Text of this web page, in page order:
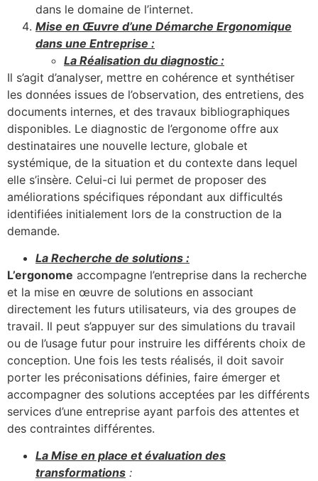
dans le domaine de l’internet.
Mise en Œuvre d’une Démarche Ergonomique
dans une Entreprise :
La Réalisation du diagnostic :
Il s’agit d’analyser, mettre en cohérence et synthétiser
les données issues de l’observation, des entretiens, des
documents internes, et des travaux bibliographiques
disponibles. Le diagnostic de l’ergonome offre aux
destinataires une nouvelle lecture, globale et
systémique, de la situation et du contexte dans lequel
elle s’insère. Celui-ci lui permet de proposer des
améliorations spécifiques répondant aux difficultés
identifiées initialement lors de la construction de la
demande.
La Recherche de solutions :
L’ergonome accompagne l’entreprise dans la recherche
et la mise en œuvre de solutions en associant
directement les futurs utilisateurs, via des groupes de
travail. Il peut s’appuyer sur des simulations du travail
ou de l’usage futur pour instruire les différents choix de
conception. Une fois les tests réalisés, il doit savoir
porter les préconisations définies, faire émerger et
accompagner des solutions acceptées par les différents
services d’une entreprise ayant parfois des attentes et
des contraintes différentes.
La Mise en place et évaluation des
transformations :